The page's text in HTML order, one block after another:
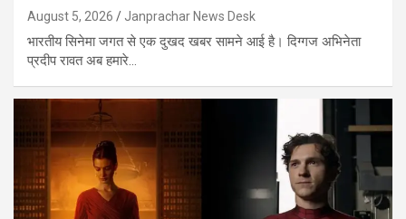
August 5, 2026 Janprachar News Desk
भारतीय सिनेमा जगत से एक दुखद खबर सामने आई है। दिग्गज अभिनेता
प्रदीप रावत अब हमारे…